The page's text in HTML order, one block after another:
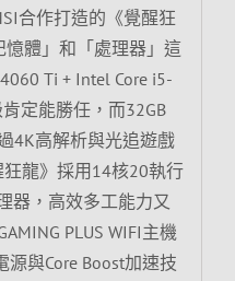
合作打造的《覺醒狂
體」和「處理器」這
Ti + Intel Core i5-
定能勝任，而32GB
4K高解析與光追遊戲
龍》採用14核20執行
器，高效多工能力又
PLUS WIFI主機
與Core Boost加速技